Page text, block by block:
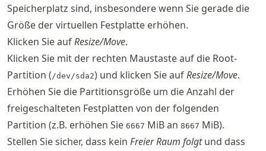
Speicherplatz sind, insbesondere wenn Sie gerade die
Größe der virtuellen Festplatte erhöhen.
Klicken Sie aufResize/Move.
Klicken Sie mit der rechten Maustaste auf die Root-
Partition (/dev/sda2) und klicken Sie aufResize/Move.
Erhöhen Sie die Partitionsgröße um die Anzahl der
freigeschalteten Festplatten von der folgenden
Partition (z.B. erhöhen Sie 6667 MiB an 8667 MiB).
Stellen Sie sicher, dass kein Freier Raum folgtund dass